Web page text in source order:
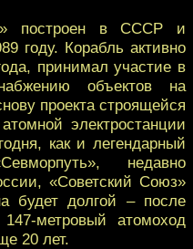
построен в СССР и
году. Корабль активно
принимал участие в
объектов на
проекта строящейся
электростанции
как и легендарный
недавно
«Советский Союз»
будет долгой – после
метровый атомоход
20 лет.